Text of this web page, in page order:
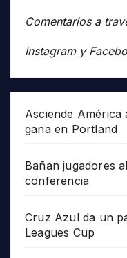
Comentarios a
Instagram y
Asciende América
gana en Portland
Bañan jugadores
conferencia
Cruz Azul da un
Leagues Cup